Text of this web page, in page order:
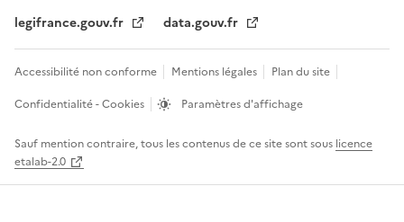
legifrance.gouv.fr
data.gouv.fr
Accessibilité non conforme Mentions légales
Plan du site
Confidentialité - Cookies
Paramètres d'affichage
Sauf mention contraire, tous les contenus de ce site sont sous licence
etalab-2.0